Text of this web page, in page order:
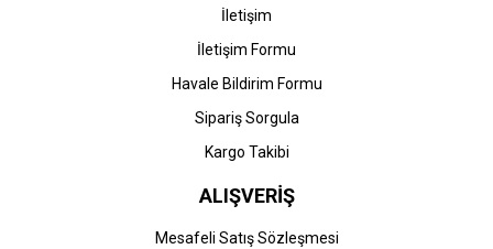
İletişim
İletişim Formu
Havale Bildirim Formu
Sipariş Sorgula
Kargo Takibi
ALIŞVERİŞ
Mesafeli Satış Sözleşmesi